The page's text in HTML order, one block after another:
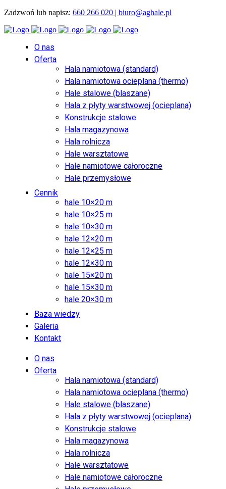
Zadzwoń lub napisz: 660 266 020 | biuro@aghale.pl
O nas
Oferta
Hala namiotowa (standard)
Hala namiotowa ocieplana (thermo)
Hale stalowe (blaszane)
Hala z płyty warstwowej (ocieplana)
Konstrukcje stalowe
Hala magazynowa
Hala rolnicza
Hale warsztatowe
Hale namiotowe całoroczne
Hale przemysłowe
Cennik
hale 10×20 m
hale 10×25 m
hale 10×30 m
hale 12×20 m
hale 12×25 m
hale 12×30 m
hale 15×20 m
hale 15×30 m
hale 20×30 m
Baza wiedzy
Galeria
Kontakt
O nas
Oferta
Hala namiotowa (standard)
Hala namiotowa ocieplana (thermo)
Hale stalowe (blaszane)
Hala z płyty warstwowej (ocieplana)
Konstrukcje stalowe
Hala magazynowa
Hala rolnicza
Hale warsztatowe
Hale namiotowe całoroczne